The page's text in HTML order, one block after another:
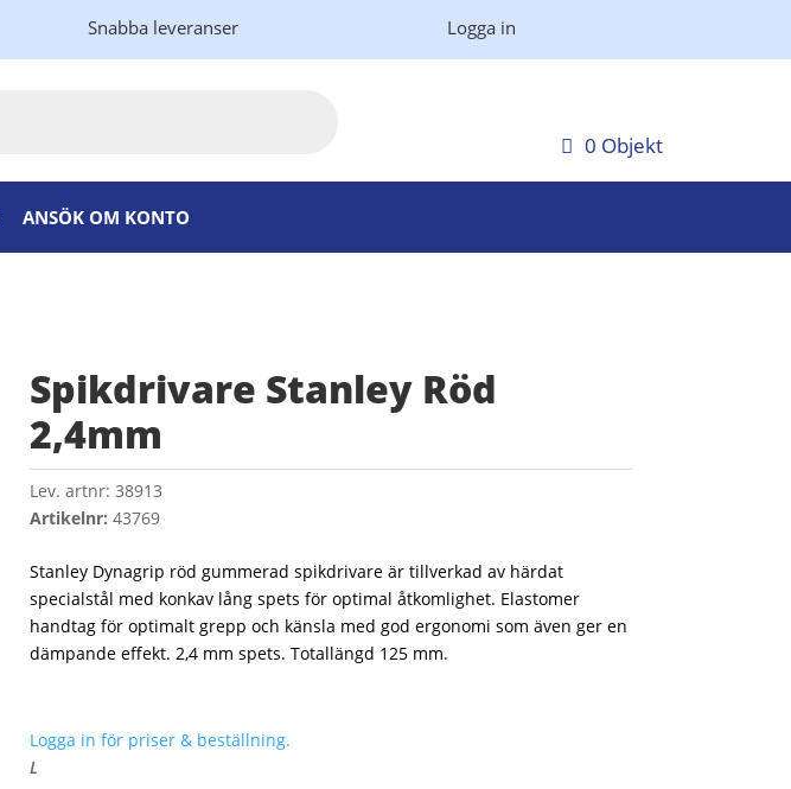
Snabba leveranser Logga in
0 Objekt
ANSÖK OM KONTO
Spikdrivare Stanley Röd
2,4mm
Lev. artnr: 38913
Artikelnr: 43769
Stanley Dynagrip röd gummerad spikdrivare är tillverkad av härdat
specialstål med konkav lång spets för optimal åtkomlighet. Elastomer
handtag för optimalt grepp och känsla med god ergonomi som även ger en
dämpande effekt. 2,4 mm spets. Totallängd 125 mm.
Logga in för priser & beställning.
L